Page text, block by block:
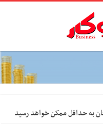
به حداقل ممکن خواهد رسید